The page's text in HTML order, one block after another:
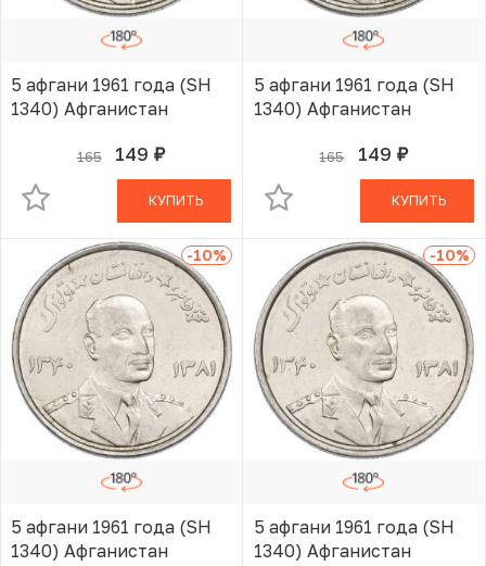
5 афгани 1961 года (SH
1340) Афганистан
165 149 руб.
В КОРЗИНЕ
КУПИТЬ
5 афгани 1961 года (SH
1340) Афганистан
165 149 руб.
В КОРЗИНЕ
КУПИТЬ
-10%
5 афгани 1961 года (SH
1340) Афганистан
-10%
5 афгани 1961 года (SH
1340) Афганистан